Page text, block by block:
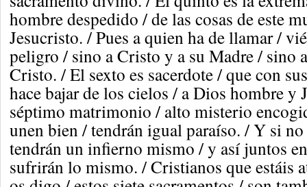
hombre despedido / de las cosas de este
Jesucristo. / Pues a quien ha de llamar /
peligro / sino a Cristo y a su Madre / sino
Cristo. / El sexto es sacerdote / que con
hace bajar de los cielos / a Dios hombre y
séptimo matrimonio / alto misterio
unen bien / tendrán igual paraíso. / Y si
tendrán un infierno mismo / y así juntos
sufrirán lo mismo. / Cristianos que estáis